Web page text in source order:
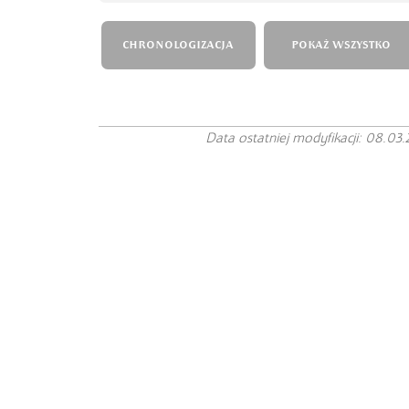
CHRONOLOGIZACJA POKAŻ WSZYSTKO
Data ostatniej modyfikacji: